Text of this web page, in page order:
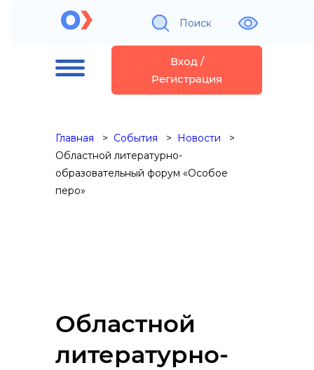
Поиск
Вход /
Регистрация
Главная События
Новости
Областной литературно-
образовательный форум «Особое
перо»
Областной
литературно-